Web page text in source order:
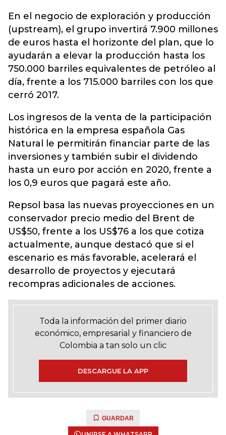
En el negocio de exploración y producción
(upstream), el grupo invertirá 7.900 millones
de euros hasta el horizonte del plan, que lo
ayudarán a elevar la producción hasta los
750.000 barriles equivalentes de petróleo al
día, frente a los 715.000 barriles con los que
cerró 2017.
Los ingresos de la venta de la participación
histórica en la empresa española Gas
Natural le permitirán financiar parte de las
inversiones y también subir el dividendo
hasta un euro por acción en 2020, frente a
los 0,9 euros que pagará este año.
Repsol basa las nuevas proyecciones en un
conservador precio medio del Brent de
US$50, frente a los US$76 a los que cotiza
actualmente, aunque destacó que si el
escenario es más favorable, acelerará el
desarrollo de proyectos y ejecutará
recompras adicionales de acciones.
Toda la información del primer diario
económico, empresarial y financiero de
Colombia a tan solo un clic
DESCARGUE LA APP
GUARDAR